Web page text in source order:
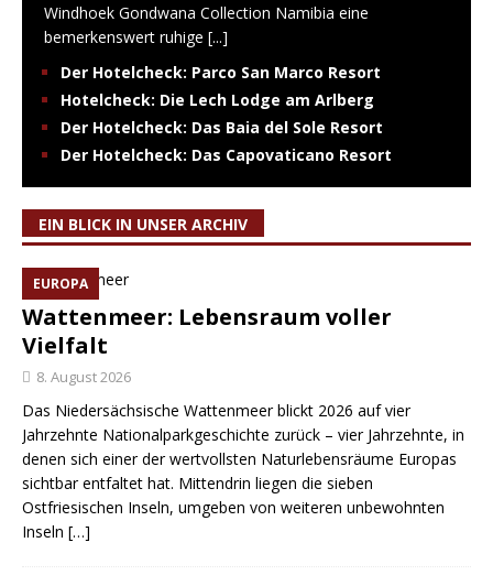
Windhoek Gondwana Collection Namibia eine
bemerkenswert ruhige [...]
Der Hotelcheck: Parco San Marco Resort
Hotelcheck: Die Lech Lodge am Arlberg
Der Hotelcheck: Das Baia del Sole Resort
Der Hotelcheck: Das Capovaticano Resort
EIN BLICK IN UNSER ARCHIV
EUROPA
Wattenmeer: Lebensraum voller
Vielfalt
8. August 2026
Das Niedersächsische Wattenmeer blickt 2026 auf vier
Jahrzehnte Nationalparkgeschichte zurück – vier Jahrzehnte, in
denen sich einer der wertvollsten Naturlebensräume Europas
sichtbar entfaltet hat. Mittendrin liegen die sieben
Ostfriesischen Inseln, umgeben von weiteren unbewohnten
Inseln […]